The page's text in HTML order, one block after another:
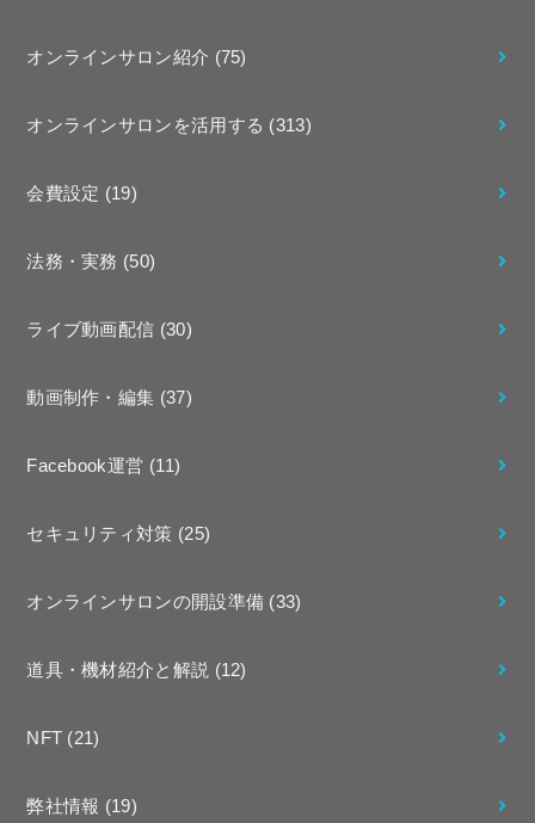
オンラインサロン紹介 (75)
オンラインサロンを活用する (313)
会費設定 (19)
法務・実務 (50)
ライブ動画配信 (30)
動画制作・編集 (37)
Facebook運営 (11)
セキュリティ対策 (25)
オンラインサロンの開設準備 (33)
道具・機材紹介と解説 (12)
NFT (21)
弊社情報 (19)